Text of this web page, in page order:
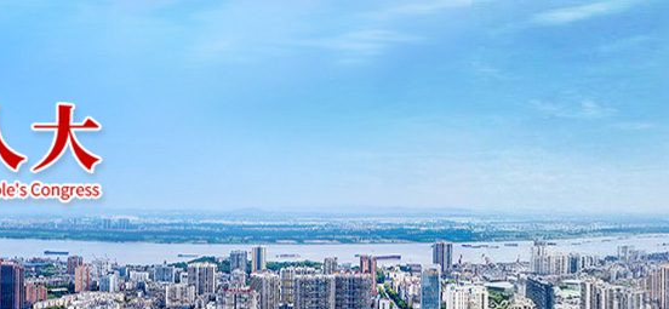
常务委员会公告(2026年第4号)
划（2027年—2031年）和2027年立法计划建议项目的公告